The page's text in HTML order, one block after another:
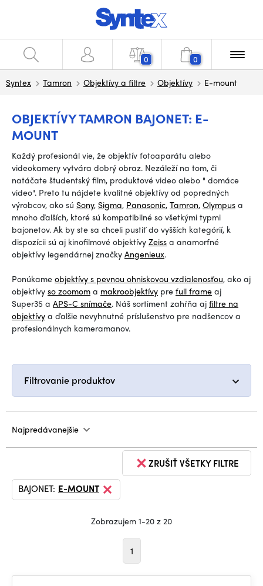
0 0
Syntex Tamron Objektívy a filtre Objektívy E-mount
OBJEKTÍVY TAMRON BAJONET: E-
MOUNT
Každý profesionál vie, že objektív fotoaparátu alebo
videokamery vytvára dobrý obraz. Nezáleží na tom, či
natáčate študentský film, produktové video alebo " domáce
video". Preto tu nájdete kvalitné objektívy od popredných
výrobcov, ako sú Sony, Sigma, Panasonic, Tamron, Olympus a
mnoho ďalších, ktoré sú kompatibilné so všetkými typmi
bajonetov. Ak by ste sa chceli pustiť do vyšších kategórií, k
dispozícii sú aj kinofilmové objektívy Zeiss a anamorfné
objektívy legendárnej značky Angenieux.
Ponúkame objektívy s pevnou ohniskovou vzdialenosťou, ako aj
objektívy so zoomom a makroobjektívy pre full frame aj
Super35 a APS-C snímače. Náš sortiment zahŕňa aj filtre na
objektívy a ďalšie nevyhnutné príslušenstvo pre nadšencov a
profesionálnych kameramanov.
Filtrovanie produktov
Najpredávanejšie
ZRUŠIŤ VŠETKY FILTRE
BAJONET: E-MOUNT
Zobrazujem 1-20 z 20
1